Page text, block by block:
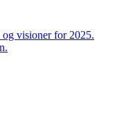
visioner for 2025.